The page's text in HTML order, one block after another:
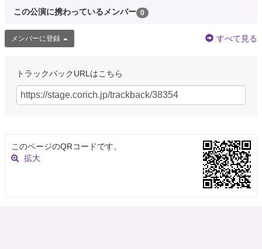
この公演に携わっているメンバー 0
メンバーに登録 すべて見る
トラックバックURLはこちら
このページのQRコードです。
拡大